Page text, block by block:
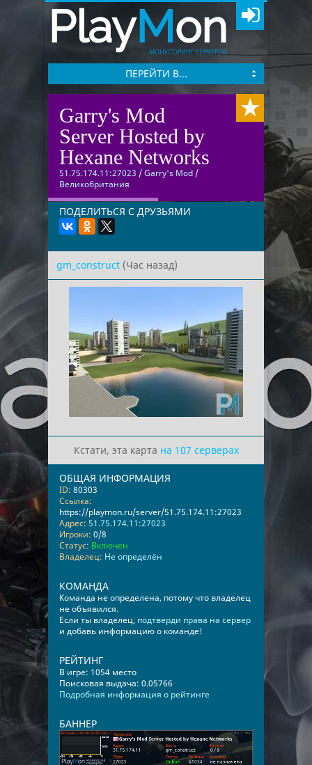
PlayMon
МОНИТОРИНГ СЕРВЕРОВ
ПЕРЕЙТИ В...
Garry's Mod
Server Hosted by
Hexane Networks
51.75.174.11:27023 /Garry's Mod /
Великобритания
ПОДЕЛИТЬСЯ С ДРУЗЬЯМИ
gm_construct (Час назад)
Кстати, эта карта на 107 серверах
ОБЩАЯ ИНФОРМАЦИЯ
ID: 80303
Ссылка:
https://playmon.ru/server/51.75.174.11:27023
Адрес: 51.75.174.11:27023
Игроки: 0/8
Статус: Включен
Владелец: Не определён
КОМАНДА
Команда не определена, потому что владелец
не объявился.
Если ты владелец, подтверди права на сервер
и добавь информацию о команде!
РЕЙТИНГ
В игре: 1054 место
Поисковая выдача: 0.05766
Подробная информация о рейтинге
БАННЕР